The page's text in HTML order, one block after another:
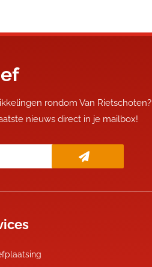
rondom Van Rietschoten?
nieuws direct in je mailbox!